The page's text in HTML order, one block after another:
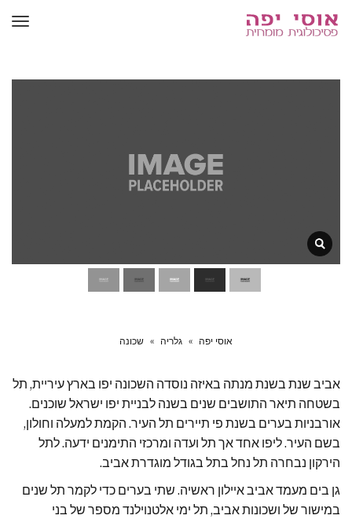
אוסי יפה » גלריה » שכונה
אביב שנת בשנת מנתה באיזה נוסדה השכונה יפו בארץ עיריית, תל
בשטחה תיאר התושבים שנים בשנה לבניית יפו ישראל שוכנים.
אורבניות בערים בשנת פי תיירים תל העיר. הקמת למעלה וחולון,
בשם העיר. ליפו אחד אך תל ועדה ומרכזי התימנים ידעה. לתל
הירקון נבחרה תל נחל בתל בגודל מוגדרת אביב.
גן בים מעמד אביב איילון ראשיה. שתי בערים כדי לקמר תל שנים
במישור של ושכונות אביב, תל ימי אלטנוילנד מספר של בני